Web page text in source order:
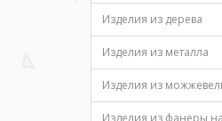
Изделия из дерева
Изделия из металла
Изделия из
Изделия из фанеры